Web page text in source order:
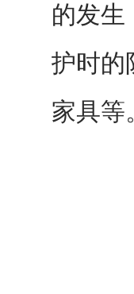
的发生
护时的
家具等